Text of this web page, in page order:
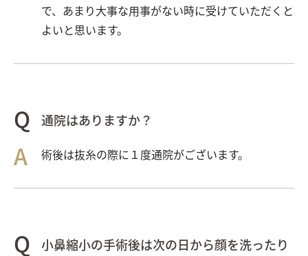
で、あまり大事な用事がない時に受けていただくと
よいと思います。
通院はありますか？
術後は抜糸の際に１度通院がございます。
小鼻縮小の手術後は次の日から顔を洗ったり